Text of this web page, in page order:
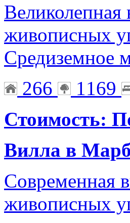
живописных
Средиземное
266
1169
Стоимость:
Вилла в
Современная
живописных